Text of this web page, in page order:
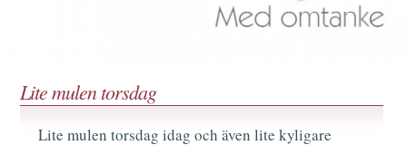
Lite mulen torsdag
Lite mulen torsdag idag och även lite kyligare